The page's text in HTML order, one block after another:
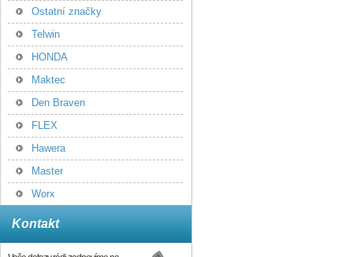
Ostatní značky
Telwin
HONDA
Maktec
Den Braven
FLEX
Hawera
Master
Worx
Kontakt